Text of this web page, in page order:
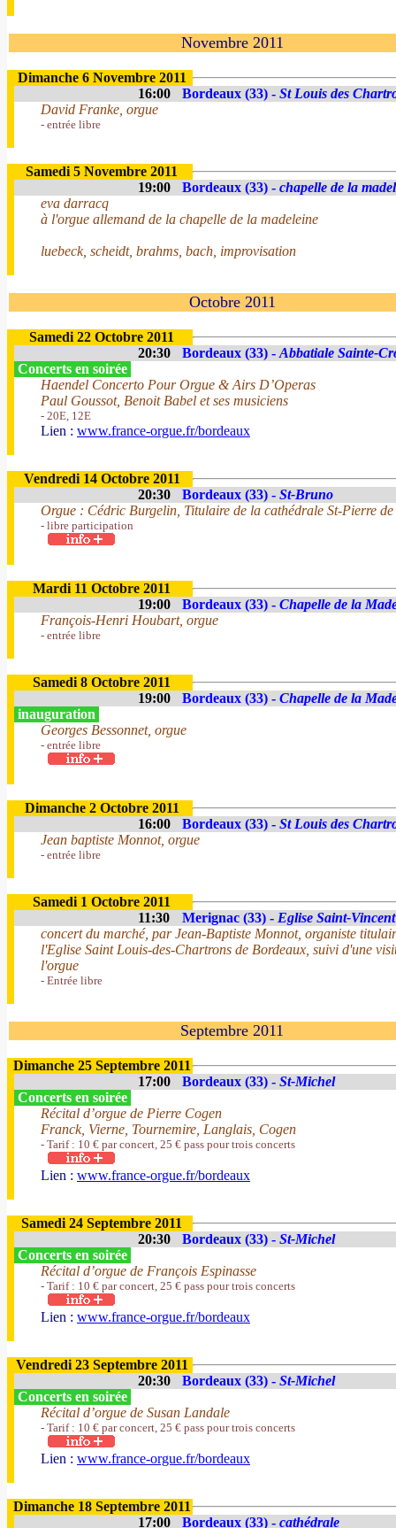
Novembre 2011
Dimanche 6 Novembre 2011
16:00
Bordeaux (33) - St Louis des
David Franke, orgue
- entrée libre
Samedi 5 Novembre 2011
19:00
Bordeaux (33) - chapelle de la
eva darracq
à l'orgue allemand de la chapelle de la madeleine
luebeck, scheidt, brahms, bach, improvisation
Octobre 2011
Samedi 22 Octobre 2011
20:30
Bordeaux (33) - Abbatiale Sainte-
Concerts en soirée
Haendel Concerto Pour Orgue & Airs D’Operas
Paul Goussot, Benoit Babel et ses musiciens
- 20E, 12E
Lien : www.france-orgue.fr/bordeaux
Vendredi 14 Octobre 2011
20:30
Bordeaux (33) - St-Bruno
Orgue : Cédric Burgelin, Titulaire de la cathédrale St-Pierre de
- libre participation
Mardi 11 Octobre 2011
19:00
Bordeaux (33) - Chapelle de la
François-Henri Houbart, orgue
- entrée libre
Samedi 8 Octobre 2011
19:00
Bordeaux (33) - Chapelle de la
inauguration
Georges Bessonnet, orgue
- entrée libre
Dimanche 2 Octobre 2011
16:00
Bordeaux (33) - St Louis des
Jean baptiste Monnot, orgue
- entrée libre
Samedi 1 Octobre 2011
11:30
Merignac (33) - Eglise Saint-Vincent
concert du marché, par Jean-Baptiste Monnot, organiste
l'Eglise Saint Louis-des-Chartrons de Bordeaux, suivi d'une
l'orgue
- Entrée libre
Septembre 2011
Dimanche 25 Septembre 2011
17:00
Bordeaux (33) - St-Michel
Concerts en soirée
Récital d’orgue de Pierre Cogen
Franck, Vierne, Tournemire, Langlais, Cogen
- Tarif : 10 € par concert, 25 € pass pour trois concerts
Lien : www.france-orgue.fr/bordeaux
Samedi 24 Septembre 2011
20:30
Bordeaux (33) - St-Michel
Concerts en soirée
Récital d’orgue de François Espinasse
- Tarif : 10 € par concert, 25 € pass pour trois concerts
Lien : www.france-orgue.fr/bordeaux
Vendredi 23 Septembre 2011
20:30
Bordeaux (33) - St-Michel
Concerts en soirée
Récital d’orgue de Susan Landale
- Tarif : 10 € par concert, 25 € pass pour trois concerts
Lien : www.france-orgue.fr/bordeaux
Dimanche 18 Septembre 2011
17:00
Bordeaux (33) - cathédrale